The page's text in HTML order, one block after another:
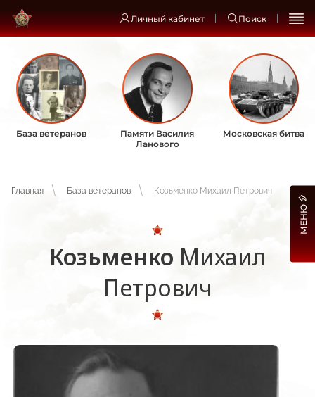
Личный кабинет Поиск
База ветеранов
Памяти Василия
Ланового
Московская битва
Главная База ветеранов Козьменко Михаил Петрович
Козьменко Михаил
Петрович
МЕНЮ